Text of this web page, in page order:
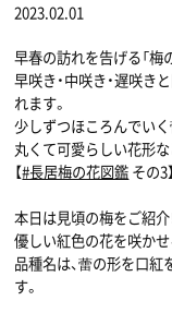
2023.02.01
早春の訪れを告げる「梅の
早咲き・中咲き・遅咲
れます。
少しずつほころんでい
丸くて可愛らしい花形な
【#長居梅の花図鑑 その3】
本日は見頃の梅をご紹介
優しい紅色の花を咲かせ
品種名は、蕾の形を口
す。